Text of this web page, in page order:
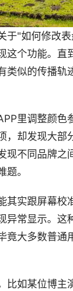
于"如何修改
这个功能。直
类似的传播
里调整颜色
，却发现大部
不同品牌之
。
其实跟屏幕校
常显示。这
大多数普通
比如某位博主